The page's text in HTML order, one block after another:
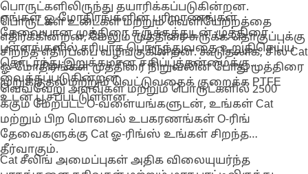
பொருட்களிலிருந்து தயாரிக்கப்படுகின்றன.
பொருட்கள் உடைகள் மற்றும் வெளியேற்றத்தை
எதிர்க்கின்றன, மேலும் முத்திரை சுருக்க தொகுப்புக்கு
சிறந்த எதிர்ப்பை வழங்குகின்றன. கூடுதலாக, சில Cat
ஓ-மோதிரங்கள் முத்திரை நிறுவலின் போது முத்திரை
முறுக்குதல் மற்றும் வெட்டுவதைக் குறைக்க PTFE
உடன் பூசப்பட்டுள்ளன.
எங்கள் ஓ-மோதிரங்களின் பரிமாணங்கள்
தேவையான முத்திரை சுருக்கத்துடன் முத்திரை
பள்ளங்களில் சரியாக பொருந்துவதை உறுதிசெய்ய
தொடர்ந்து இறுக்கமான சகிப்புத்தன்மைக்கு
வைக்கப்படுகின்றன.
வெவ்வேறு அளவுகள் மற்றும் பொருட்களில் 2500
க்கும் மேற்பட்ட O-வளையங்களுடன், உங்கள் Cat
மற்றும் பிற மொபைல் உபகரணங்கள் O-ரிங்
தேவைகளுக்கு Cat ஓ-ரிங்ஸ் உங்கள் சிறந்த
தீர்வாகும்.
Cat சீலிங் அமைப்புகள் அதிக விலையுயர்ந்த